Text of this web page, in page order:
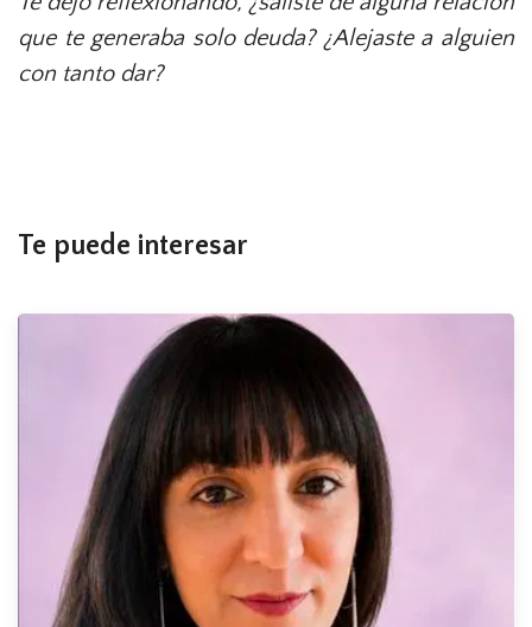
que te generaba solo deuda? ¿Alejaste a alguien
con tanto dar?
Te puede interesar